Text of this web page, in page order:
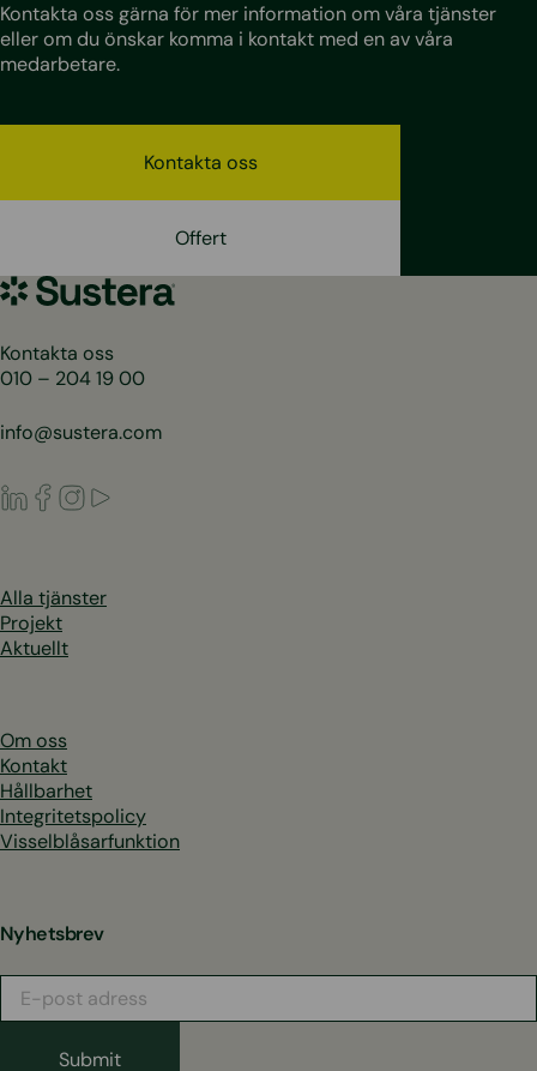
Kontakta oss gärna för mer information om våra tjänster
eller om du önskar komma i kontakt med en av våra
medarbetare.
Kontakta oss
Offert
Sustera
Sweden
Kontakta oss
010 – 204 19 00
info@sustera.com
LinkedIn
Facebook
Instagram
Alla tjänster
Projekt
Aktuellt
Om oss
Kontakt
Hållbarhet
Integritetspolicy
Visselblåsarfunktion
Nyhetsbrev
post